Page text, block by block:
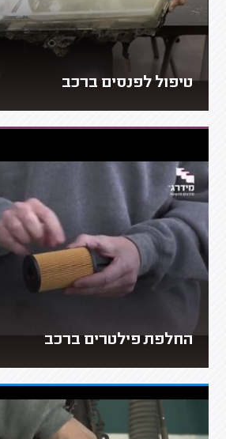
טיפול לפנסים ברכב
החלפת פילטרים ברכב